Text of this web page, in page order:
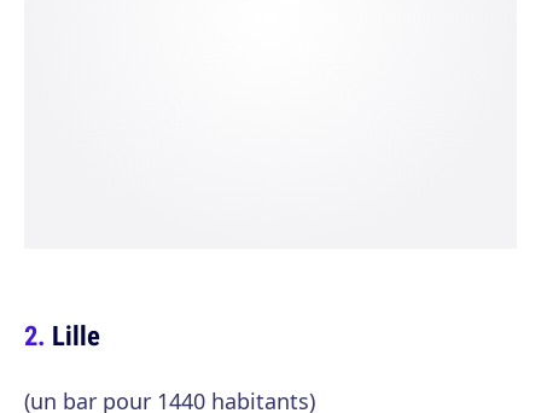
Lille
(un bar pour 1440 habitants)